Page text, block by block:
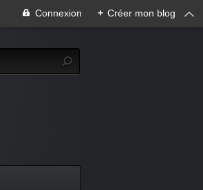
Connexion + Créer mon blog